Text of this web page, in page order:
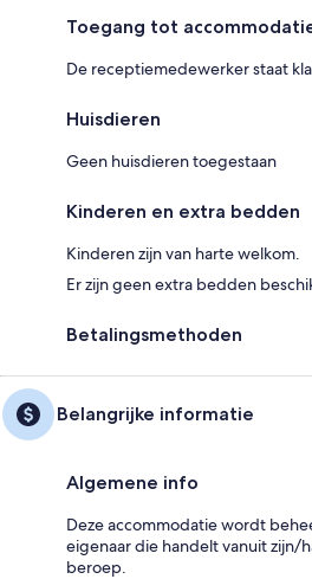
Toegang tot
De receptiemedewerker staat
Huisdieren
Geen huisdieren toegestaan
Kinderen en extra bedden
Kinderen zijn van harte welkom.
Er zijn geen extra bedden
Betalingsmethoden
Belangrijke informatie
Algemene info
Deze accommodatie wordt
eigenaar die handelt vanuit zijn/
beroep.